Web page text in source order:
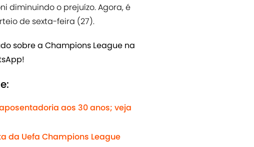
diminuindo o prejuízo. Agora, é
de sexta-feira (27).
sobre a Champions League na
aos 30 anos; veja
da Uefa Champions League